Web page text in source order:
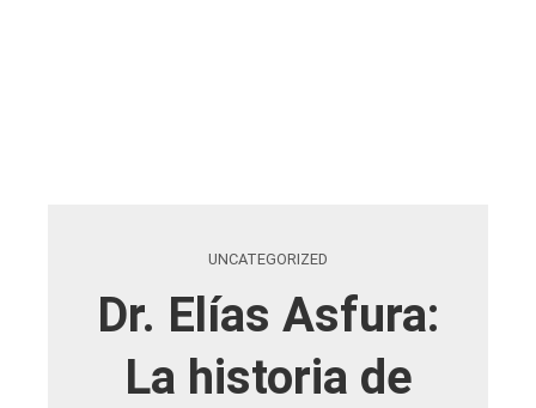
UNCATEGORIZED
Dr. Elías Asfura:
La historia de